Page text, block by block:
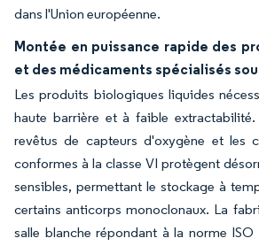
dans l'Union européenne.
Montée en puissance rapide des
et des médicaments spécialisés
Les produits biologiques liquides
haute barrière et à faible
revêtus de capteurs d'oxygène et les
conformes à la classe VI protègent
sensibles, permettant le stockage à
certains anticorps monoclonaux. La
salle blanche répondant à la norme ISO